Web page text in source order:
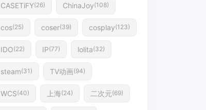
CASETiFY(26) ChinaJoy(108)
cos(25) coser(39) cosplay(123)
IDO(22) IP(77) lolita(32)
steam(31) TV动画(94)
WCS(40) 上海(24) 二次元(69)